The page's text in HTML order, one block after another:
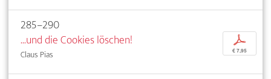
285–290
...und die Cookies löschen!
Claus Pias
p
€ 7,95